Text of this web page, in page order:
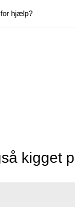
hjælp?
kigget